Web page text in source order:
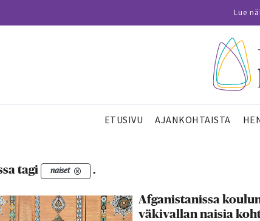
Lue
ETUSIVU AJANKOHTAISTA
tagi naiset .
Afganistanissa
väkivallan naisia